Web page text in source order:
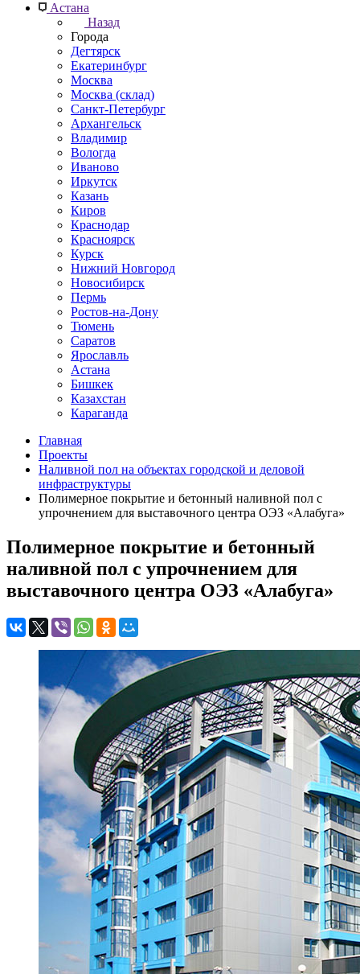
Астана
Назад
Города
Дегтярск
Екатеринбург
Москва
Москва (склад)
Санкт-Петербург
Архангельск
Владимир
Вологда
Иваново
Иркутск
Казань
Киров
Краснодар
Красноярск
Курск
Нижний Новгород
Новосибирск
Пермь
Ростов-на-Дону
Тюмень
Саратов
Ярославль
Астана
Бишкек
Казахстан
Караганда
Главная
Проекты
Наливной пол на объектах городской и деловой
инфраструктуры
Полимерное покрытие и бетонный наливной пол с
упрочнением для выставочного центра ОЭЗ «Алабуга»
Полимерное покрытие и бетонный
наливной пол с упрочнением для
выставочного центра ОЭЗ «Алабуга»